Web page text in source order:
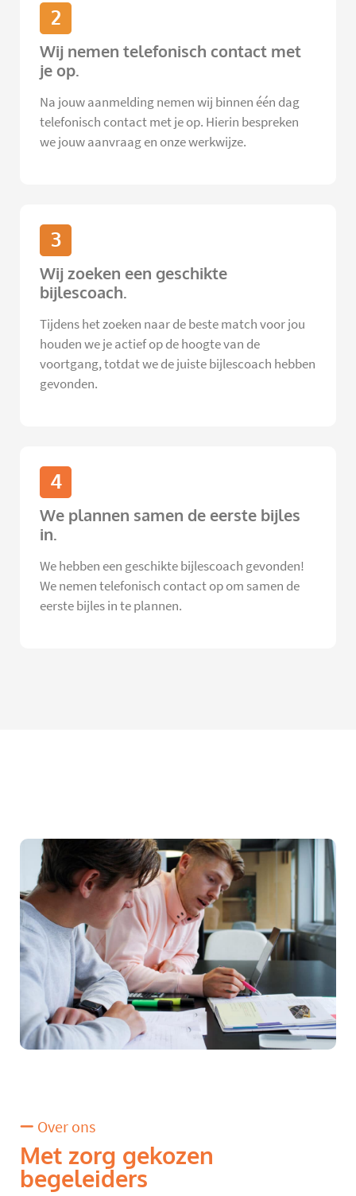
2
Wij nemen telefonisch contact met
je op.
Na jouw aanmelding nemen wij binnen één dag
telefonisch contact met je op. Hierin bespreken
we jouw aanvraag en onze werkwijze.
3
Wij zoeken een geschikte
bijlescoach.
Tijdens het zoeken naar de beste match voor jou
houden we je actief op de hoogte van de
voortgang, totdat we de juiste bijlescoach hebben
gevonden.
4
We plannen samen de eerste bijles
in.
We hebben een geschikte bijlescoach gevonden!
We nemen telefonisch contact op om samen de
eerste bijles in te plannen.
Over ons
Met zorg gekozen
begeleiders